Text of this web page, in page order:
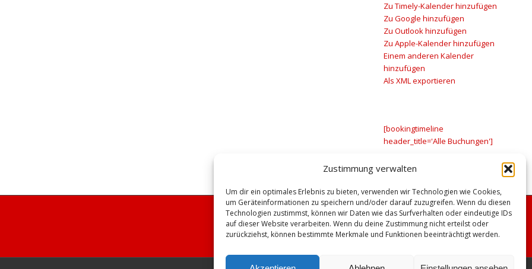
Zustimmung verwalten
Um dir ein optimales Erlebnis zu bieten, verwenden wir Technologien wie Cookies,
um Geräteinformationen zu speichern und/oder darauf zuzugreifen. Wenn du diesen
Technologien zustimmst, können wir Daten wie das Surfverhalten oder eindeutige IDs
auf dieser Website verarbeiten. Wenn du deine Zustimmung nicht erteilst oder
zurückziehst, können bestimmte Merkmale und Funktionen beeinträchtigt werden.
Zu Timely-Kalender hinzufügen
Zu Google hinzufügen
Zu Outlook hinzufügen
Zu Apple-Kalender hinzufügen
Einem anderen Kalender
hinzufügen
Als XML exportieren
[bookingtimeline
header_title='Alle Buchungen']